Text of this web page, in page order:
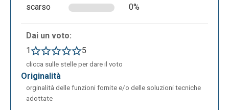
scarso
0%
Dai un voto:
1
5
clicca sulle stelle per dare il voto
originalità
orginalità delle funzioni fornite e/o delle soluzioni tecniche
adottate